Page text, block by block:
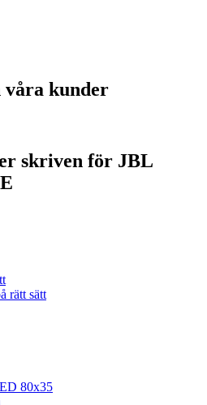
kunder
skriven för JBL
rätt sätt
80x35